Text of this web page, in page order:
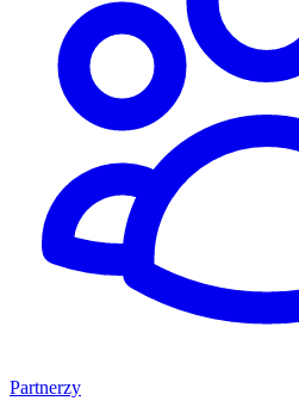
Partnerzy